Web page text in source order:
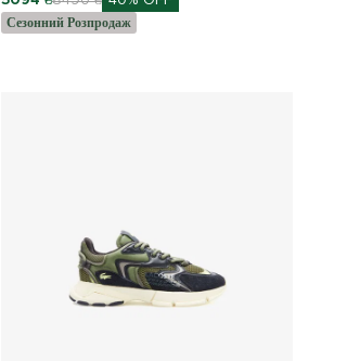
Сезонний Розпродаж